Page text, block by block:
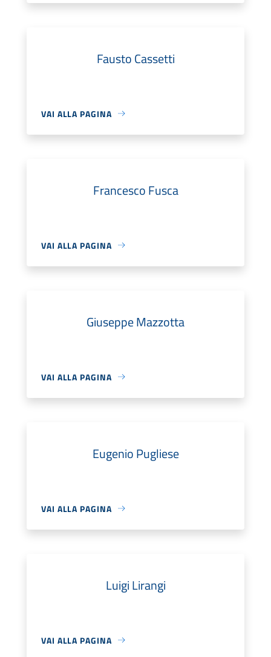
Fausto Cassetti
VAI ALLA PAGINA
Francesco Fusca
VAI ALLA PAGINA
Giuseppe Mazzotta
VAI ALLA PAGINA
Eugenio Pugliese
VAI ALLA PAGINA
Luigi Lirangi
VAI ALLA PAGINA